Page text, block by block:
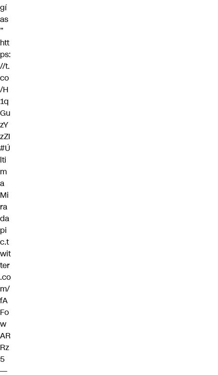
gí
as
”
htt
ps:
//t.
co
/H
1q
Gu
zY
zZI
#Ú
lti
m
a
Mi
ra
da
pi
c.t
wit
ter
.co
m/
fA
Fo
w
AR
Rz
5
—